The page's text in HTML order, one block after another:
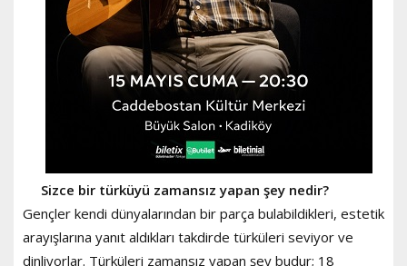
Sizce bir türküyü zamansız yapan şey nedir?
Gençler kendi dünyalarından bir parça bulabildikleri, estetik
arayışlarına yanıt aldıkları takdirde türküleri seviyor ve
dinliyorlar. Türküleri zamansız yapan şey budur; 18